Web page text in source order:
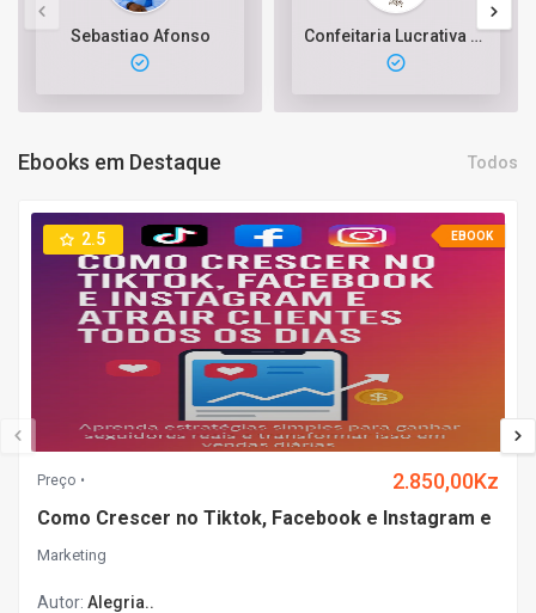
Sebastiao Afonso Confeitaria Lucrativa com Bolos e Doces Gourmet
Ebooks em Destaque Todos
EBOOK
2.5
Preço 2.850,00Kz
Como Crescer no Tiktok, Facebook e Instagram e
Marketing
Autor: Alegria..